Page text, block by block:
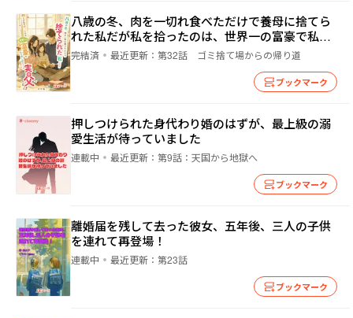
八歳の冬、肉を一切れ食べただけで養母に捨てら
れた私――だが私を拾ったのは、世界一の富豪で私を
探し続けていた実の父だった
完結済 最近更新： 第32話 ゴミ捨て場からの帰り道
ブックマーク
押しつけられた身代わり婚のはずが、最上級の溺
愛生活が待っていました
連載中 最近更新： 第9話：天国から地獄へ
ブックマーク
離婚届を残して去った彼女、五年後、三人の子供
を連れて再登場！
連載中 最近更新： 第23話
ブックマーク